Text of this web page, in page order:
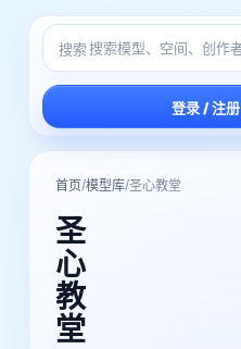
搜索
登录 / 注册
首页/模型库/圣心教堂
圣
心
教
堂